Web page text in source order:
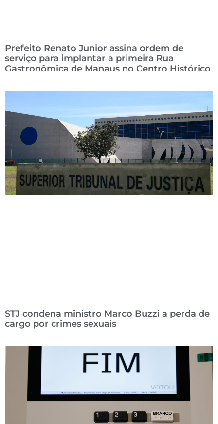
Prefeito Renato Junior assina ordem de
serviço para implantar a primeira Rua
Gastronômica de Manaus no Centro Histórico
STJ condena ministro Marco Buzzi a perda de
cargo por crimes sexuais